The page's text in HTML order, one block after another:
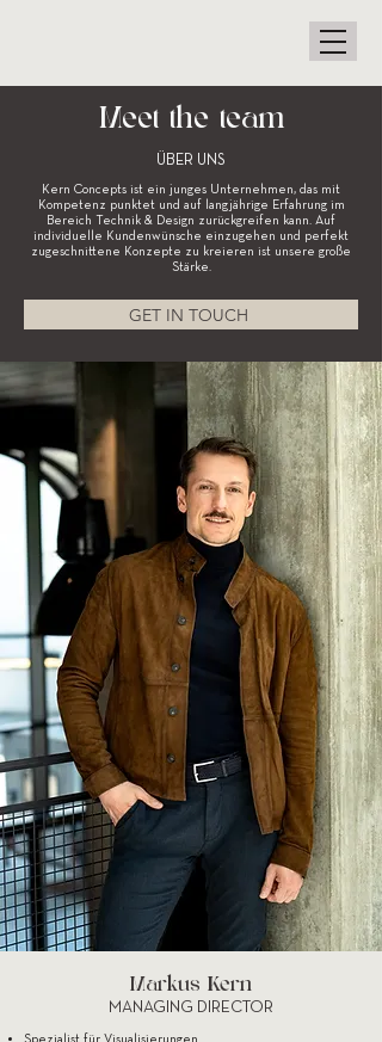
Meet the team
ÜBER UNS
Kern Concepts ist ein junges Unternehmen, das mit
Kompetenz punktet und auf langjährige Erfahrung im
Bereich Technik & Design zurückgreifen kann. Auf
individuelle Kundenwünsche einzugehen und perfekt
zugeschnittene Konzepte zu kreieren ist unsere große
Stärke.
GET IN TOUCH
Markus Kern
MANAGING DIRECT OR
Spezialist für Visualisierungen